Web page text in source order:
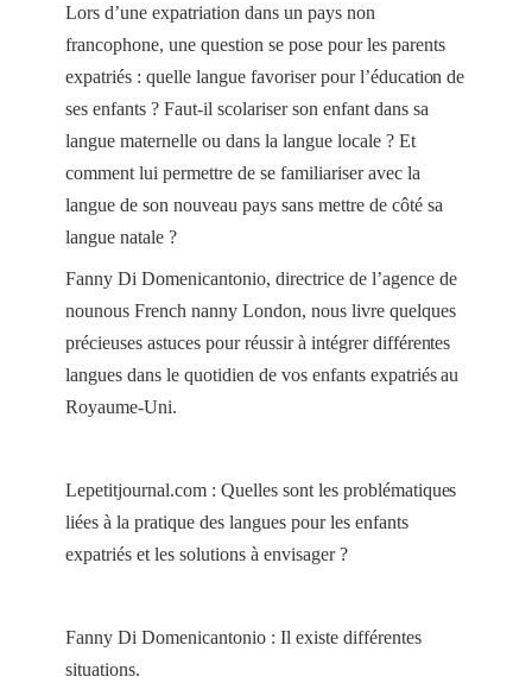
Lors d’une expatriation dans un pays non
francophone, une question se pose pour les parents
expatriés : quelle langue favoriser pour l’éducation de
ses enfants ? Faut-il scolariser son enfant dans sa
langue maternelle ou dans la langue locale ? Et
comment lui permettre de se familiariser avec la
langue de son nouveau pays sans mettre de côté sa
langue natale ?
Fanny Di Domenicantonio, directrice de l’agence de
nounous French nanny London, nous livre quelques
précieuses astuces pour réussir à intégrer différentes
langues dans le quotidien de vos enfants expatriés au
Royaume-Uni.
Lepetitjournal.com : Quelles sont les problématiques
liées à la pratique des langues pour les enfants
expatriés et les solutions à envisager ?
Fanny Di Domenicantonio: Il existe différentes
situations.